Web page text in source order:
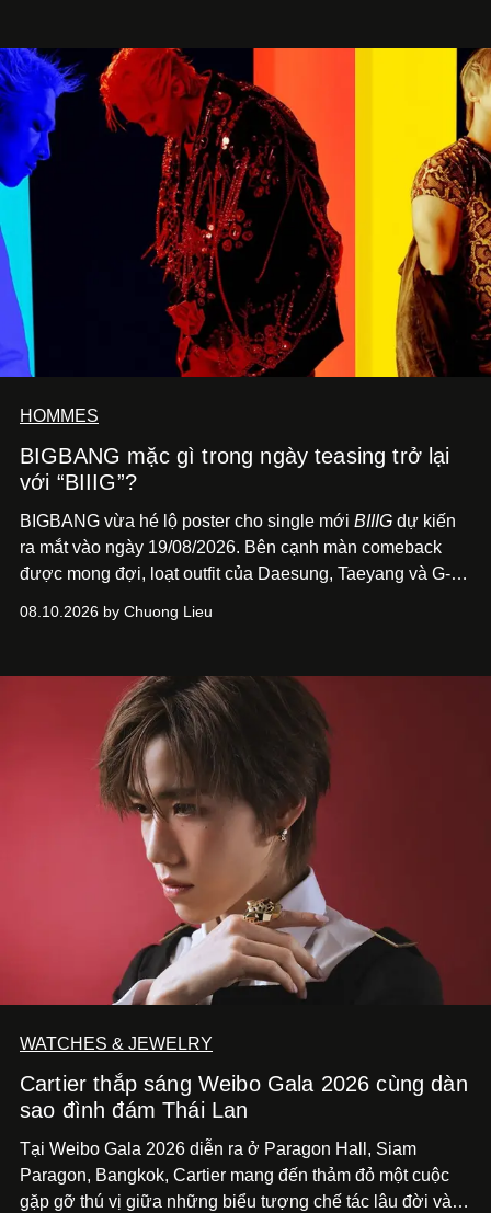
HOMMES
BIGBANG mặc gì trong ngày teasing trở lại
với “BIIIG”?
BIGBANG vừa hé lộ poster cho single mới BIIIG dự kiến
ra mắt vào ngày 19/08/2026. Bên cạnh màn comeback
được mong đợi, loạt outfit của Daesung, Taeyang và G-
đáng chú ý với giới mộ điệu.
08.10.2026 by Chuong Lieu
WATCHES & JEWELRY
Cartier thắp sáng Weibo Gala 2026 cùng dàn
sao đình đám Thái Lan
Tại Weibo Gala 2026 diễn ra ở Paragon Hall, Siam
Paragon, Bangkok, Cartier mang đến thảm đỏ một cuộc
gặp gỡ thú vị giữa những biểu tượng chế tác lâu đời và